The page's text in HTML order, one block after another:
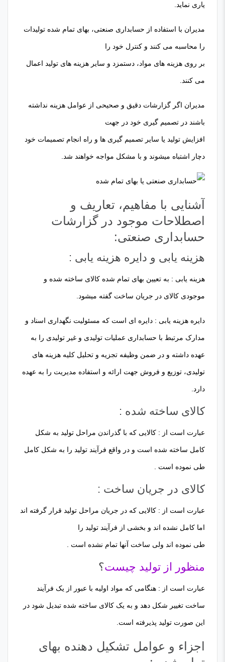
یاری نماید.
مدیران با استفاده از حسابداری صنعتی، بهای تمام شده تولیدات
را محاسبه می کنند و کنترل خود را
بر روی هزینه های مواد، دستمزد و سایر هزینه های تولید اعمال
می کنند.
مدیران اگر گزارشات دقیق و صحیحی از عوامل هزینه نداشته
باشند در تصمیم گیری خود در جهت
افزایش تولید یا سایر تصمیم گیری ها و راه انجام تصمیمات خود
دچار اشتباه میشوند و با مشکل مواجه خواهند شد.
آشنایی با مفاهیم، تعاریف و
اصطلاحات موجود در گزارشات
حسابداری صنعتی:
هزینه یابی و دایره هزینه یابی :
هزینه یابی : به تعیین بهای تمام شده کالای ساخته شده و
موجودی کالای در جریان ساخت گفته میشود.
دایره هزینه یابی : دایره ای است که مسئولیت نگهداری اسناد و
مدارک مرتبط با حسابداری عملیات تولیدی و غیر تولیدی را به
عهده داشته و در ضمن وظیفه تجزیه و تحلیل کلیه هزینه های
تولیدی، توزیع و فروش جهت ارائه و استفاده مدیریت را به عهده
دارد.
کالای ساخته شده :
عبارت است از : کالایی که با گذراندن مراحل تولید به شکل
کامل ساخته شده است و در واقع فرآیند تولید را به شکل کامل
طی نموده است .
کالای در جریان ساخت :
عبارت است از : کالایی که در جریان مراحل تولید قرار گرفته اند
اما کامل نشده اند و بخشی از فرآیند تولید را
طی نموده اند ولی ساخت آنها تمام نشده است .
منظور از تولید چیست؟
عبارت است از : هنگامی که مواد اولیه با عبور از یک فرآیند
ساخت تغییر شکل دهد و به یک کالای ساخته شده تبدیل شود در
این صورت تولید پذیرفته است.
اجزاء و عوامل تشکیل دهنده بهای